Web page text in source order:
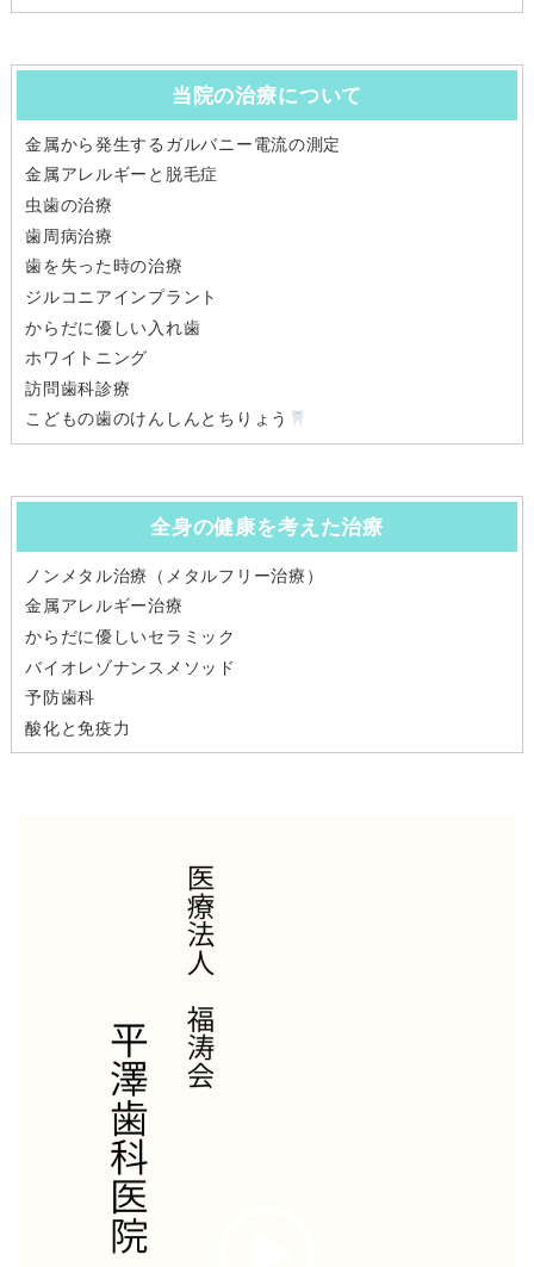
当院の治療について
金属から発生するガルバニー電流の測定
金属アレルギーと脱毛症
虫歯の治療
歯周病治療
歯を失った時の治療
ジルコニアインプラント
からだに優しい入れ歯
ホワイトニング
訪問歯科診療
こどもの歯のけんしんとちりょう
全身の健康を考えた治療
ノンメタル治療（メタルフリー治療）
金属アレルギー治療
からだに優しいセラミック
バイオレゾナンスメソッド
予防歯科
酸化と免疫力